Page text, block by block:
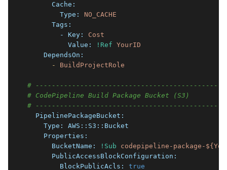
      Cache:
        Type:
NO_CACHE
      Tags:
        - Key:
Cost
          Value:
!Ref
YourID
    DependsOn:
      -
BuildProjectRole
#
# CodePipeline Build Package Bucket (S3)
#
  PipelinePackageBucket:
    Type:
AWS::S3::Bucket
    Properties:
      BucketName:
!Sub
codepipeline-package-
      PublicAccessBlockConfiguration:
        BlockPublicAcls:
true